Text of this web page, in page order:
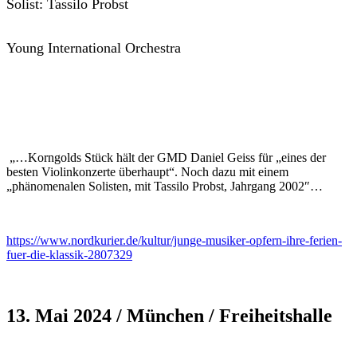
Solist: Tassilo Probst
Young International Orchestra
„…Korngolds Stück hält der GMD Daniel Geiss für „eines der
besten Violinkonzerte überhaupt“. Noch dazu mit einem
„phänomenalen Solisten, mit Tassilo Probst, Jahrgang 2002″…
https://www.nordkurier.de/kultur/junge-musiker-opfern-ihre-ferien-
fuer-die-klassik-2807329
13. Mai 2024 / München / Freiheitshalle